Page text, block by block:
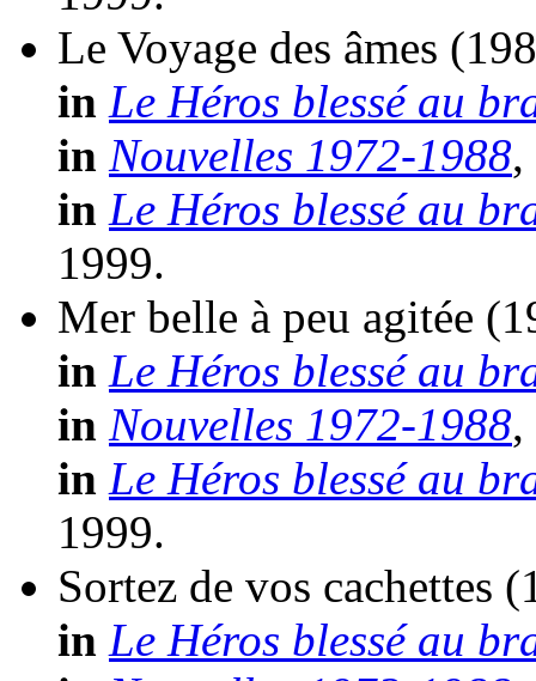
Le Voyage des âmes
in Le Héros blessé au
in Nouvelles 1972-1988,
in Le Héros blessé au
1999.
Mer belle à peu agitée
in Le Héros blessé au
in Nouvelles 1972-1988,
in Le Héros blessé au
1999.
Sortez de vos cachettes
in Le Héros blessé au